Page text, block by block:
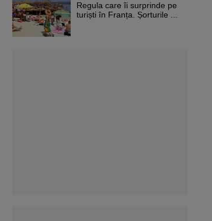
Regula care îi surprinde pe
turiști în Franța. Șorturile ...